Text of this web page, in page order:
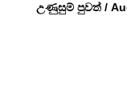
උණුසුම් පුවත් /